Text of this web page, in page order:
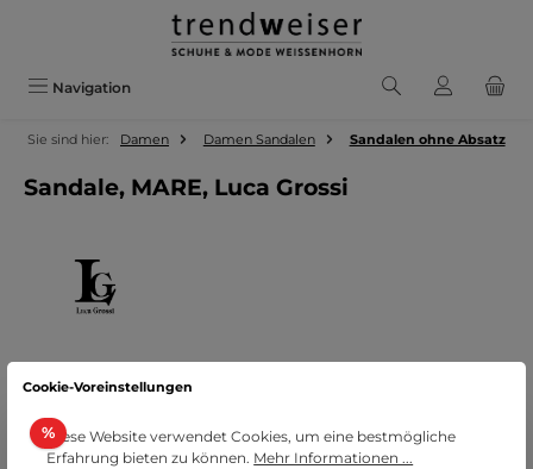
Zum Hauptinhalt springen
Navigation
Sie sind hier: Damen Damen Sandalen Sandalen ohne Absatz
Sandale, MARE, Luca Grossi
Bildergalerie überspringen
%Rabatt
Cookie-Voreinstellungen
Diese Website verwendet Cookies, um eine bestmögliche
Erfahrung bieten zu können. Mehr Informationen ...